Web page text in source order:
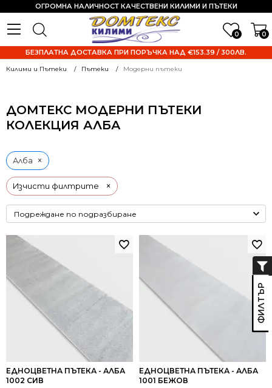
0 0
ОГРОМНА НАЛИЧНОСТ КАЧЕСТВЕНИ КИЛИМИ И ПЪТЕКИ
БЕЗПЛАТНА ДОСТАВКА ПРИ ПОРЪЧКА НАД €153.39 / 300ЛВ.
Килими и Пътеки Пътеки Модерни пътеки
ДОМТЕКС МОДЕРНИ ПЪТЕКИ
КОЛЕКЦИЯ АЛБА
Изчисти филтрите ×
Алба ×
ЕДНОЦВЕТНА ПЪТЕКА - АЛБА
1002 СИВ
ЕДНОЦВЕТНА ПЪТЕКА - АЛБА
1001 БЕЖОВ